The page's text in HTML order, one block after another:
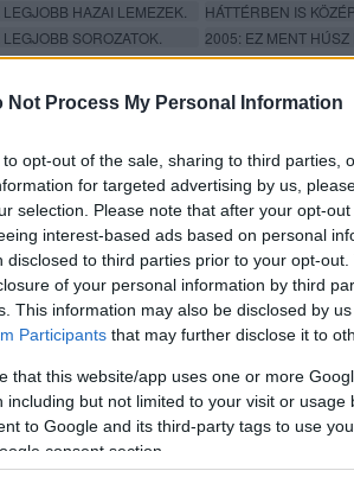
Not Process My Personal Information
to opt-out of the sale, sharing to third parties,
for targeted advertising by us,
selection. Please note that after your opt-
interest-based ads based on personal
disclosed to third parties prior to your opt-
of your personal information by third
This information may also be disclosed by
Participants that may further disclose it to
that this website/app uses one or more
including but not limited to your visit or
to Google and its third-party tags to use
consent section.
HAZAI LEMEZEK.
HÁTTÉRBEN IS
SOROZATOK. 2005: EZ MENT HÚSZ
KÖZRE A KINKS-FILMBEN
hete arról számoltunk be, hogy a brit Kinks
ös konceptalbuma nyomán készülő filmes
producerként is érdekelt zeneszerző-